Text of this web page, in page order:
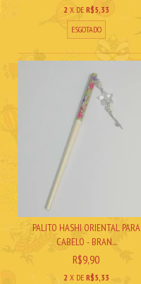
2 X DE R$5,33
ESGOTADO
PALITO HASHI ORIENTAL PARA
CABELO - BRAN...
R$9,90
2 X DE R$5,33